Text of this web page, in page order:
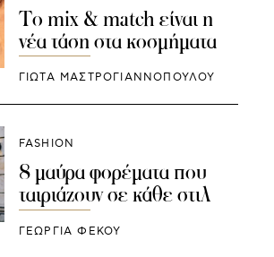
Το mix & match είναι η
νέα τάση στα κοσμήματα
ΓΙΩΤΑ ΜΑΣΤΡΟΓΙΑΝΝΟΠΟΥΛΟΥ
FASHION
8 μαύρα φορέματα που
ταιριάζουν σε κάθε στιλ
ΓΕΩΡΓΙΑ ΦΕΚΟΥ